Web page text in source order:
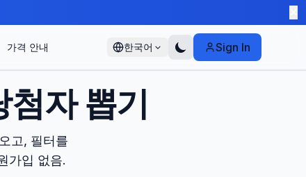
가격 안내 한국어 Sign In
자 뽑기
고, 필터를
가입 없음.